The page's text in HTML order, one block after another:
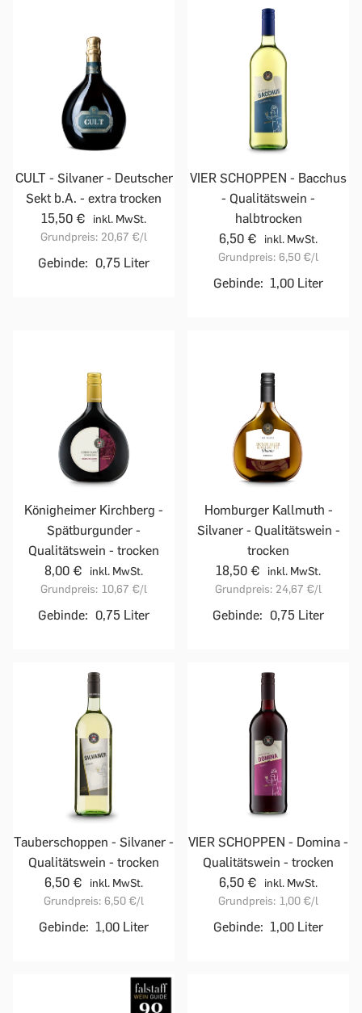
CULT - Silvaner - Deutscher
Sekt b.A. - extra trocken
15,50 €
inkl. MwSt.
Grundpreis: 20,67 €/l
Gebinde: 0,75 Liter
VIER SCHOPPEN - Bacchus
- Qualitätswein -
halbtrocken
6,50 €
inkl. MwSt.
Grundpreis: 6,50 €/l
Gebinde: 1,00 Liter
Königheimer Kirchberg -
Spätburgunder -
Qualitätswein - trocken
8,00 €
inkl. MwSt.
Grundpreis: 10,67 €/l
Gebinde: 0,75 Liter
Homburger Kallmuth -
Silvaner - Qualitätswein -
trocken
18,50 €
inkl. MwSt.
Grundpreis: 24,67 €/l
Gebinde: 0,75 Liter
Tauberschoppen - Silvaner -
Qualitätswein - trocken
6,50 €
inkl. MwSt.
Grundpreis: 6,50 €/l
Gebinde: 1,00 Liter
VIER SCHOPPEN - Domina -
Qualitätswein - trocken
6,50 €
inkl. MwSt.
Grundpreis: 1,00 €/l
Gebinde: 1,00 Liter